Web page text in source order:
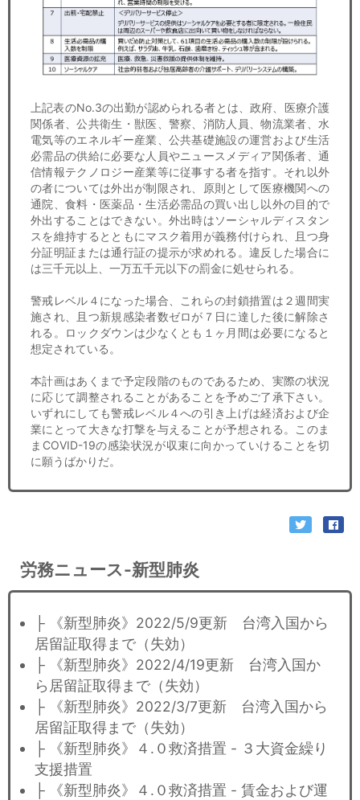
上記表のNo.3の出勤が認められる者とは、政府、医療介護
関係者、公共衛生・獣医、警察、消防人員、物流業者、水
電気等のエネルギー産業、公共基礎施設の運営および生活
必需品の供給に必要な人員やニュースメディア関係者、通
信情報テクノロジー産業等に従事する者を指す。それ以外
の者については外出が制限され、原則として医療機関への
通院、食料・医薬品・生活必需品の買い出し以外の目的で
外出することはできない。外出時はソーシャルディスタン
スを維持するとともにマスク着用が義務付けられ、且つ身
分証明証または通行証の提示が求めれる。違反した場合に
は三千元以上、一万五千元以下の罰金に処せられる。
警戒レベル４になった場合、これらの封鎖措置は２週間実
施され、且つ新規感染者数ゼロが７日に達した後に解除さ
れる。ロックダウンは少なくとも１ヶ月間は必要になると
想定されている。
本計画はあくまで予定段階のものであるため、実際の状況
に応じて調整されることがあることを予めご了承下さい。
いずれにしても警戒レベル４への引き上げは経済および企
業にとって大きな打撃を与えることが予想される。このま
まCOVID-19の感染状況が収束に向かっていけることを切
に願うばかりだ。
労務ニュース-新型肺炎
├ 《新型肺炎》2022/5/9更新 台湾入国から
居留証取得まで（失効）
├ 《新型肺炎》2022/4/19更新 台湾入国か
ら居留証取得まで（失効）
├ 《新型肺炎》2022/3/7更新 台湾入国から
居留証取得まで（失効）
├ 《新型肺炎》４.０救済措置 - ３大資金繰り
支援措置
├ 《新型肺炎》４.０救済措置 - 賃金および運